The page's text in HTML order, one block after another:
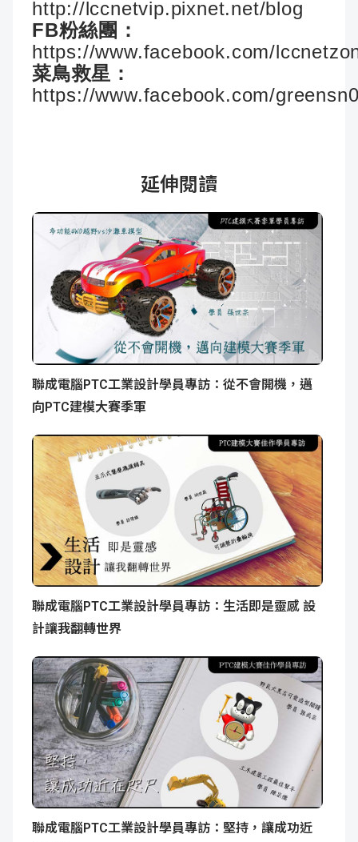
http://lccnetvip.pixnet.net/blog
FB粉絲團：
https://www.facebook.com/
菜鳥救星：
https://www.facebook.com/
延伸閱讀
聯成電腦PTC工業設計學員專訪：從不會開機，邁
向PTC建模大賽季軍
聯成電腦PTC工業設計學員專訪：生活即是靈感 設
計讓我翻轉世界
聯成電腦PTC工業設計學員專訪：堅持，讓成功近